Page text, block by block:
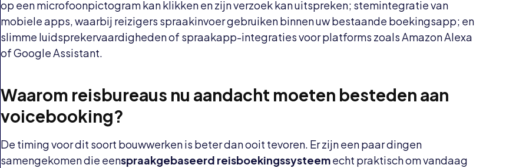
op een microfoonpictogram kan klikken en zijn verzoek kan uitspreken; stemintegratie van
mobiele apps, waarbij reizigers spraakinvoer gebruiken binnen uw bestaande boekingsapp; en
slimme luidsprekervaardigheden of spraakapp-integraties voor platforms zoals Amazon Alexa
of Google Assistant.
Waarom reisbureaus nu aandacht moeten besteden aan
voicebooking?
De timing voor dit soort bouwwerken is beter dan ooit tevoren. Er zijn een paar dingen
samengekomen die eenspraakgebaseerd reisboekingssysteemecht praktisch om vandaag